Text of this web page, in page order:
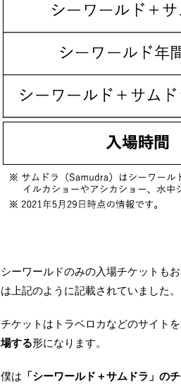
シーワールドのみの入場チケットも
は上記のように記載されていました。
チケットはトラベロカなどのサイト
場する形になります。
僕は 「シーワールド＋サムドラ」の